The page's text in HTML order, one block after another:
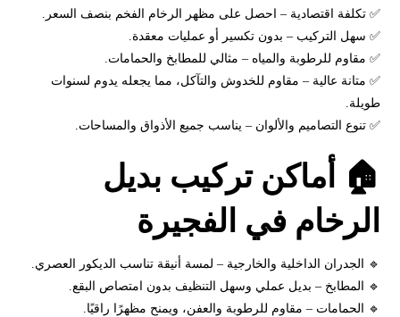
✅ تكلفة اقتصادية – احصل على مظهر الرخام الفخم بنصف السعر.
✅ سهل التركيب – بدون تكسير أو عمليات معقدة.
✅ مقاوم للرطوبة والمياه – مثالي للمطابخ والحمامات.
✅ متانة عالية – مقاوم للخدوش والتآكل، مما يجعله يدوم لسنوات
طويلة.
✅ تنوع التصاميم والألوان – يناسب جميع الأذواق والمساحات.
🏠 أماكن تركيب بديل
الرخام في الفجيرة
🔹 الجدران الداخلية والخارجية – لمسة أنيقة تناسب الديكور العصري.
🔹 المطابخ – بديل عملي وسهل التنظيف بدون امتصاص البقع.
🔹 الحمامات – مقاوم للرطوبة والعفن، ويمنح مظهرًا راقيًا.